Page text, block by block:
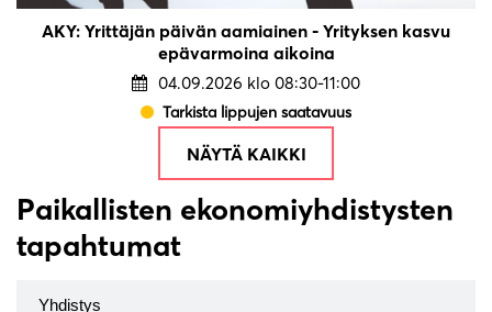
AKY: Yrittäjän päivän aamiainen - Yrityksen kasvu
epävarmoina aikoina
04.09.2026 klo 08:30-11:00
Tarkista lippujen saatavuus
NÄYTÄ KAIKKI
Paikallisten ekonomiyhdistysten
tapahtumat